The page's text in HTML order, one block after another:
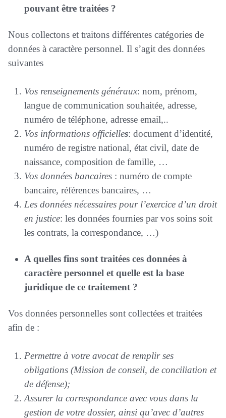
pouvant être traitées ?
Nous collectons et traitons différentes catégories de
données à caractère personnel. Il s’agit des données
suivantes
Vos renseignements généraux: nom, prénom,
langue de communication souhaitée, adresse,
numéro de téléphone, adresse email,..
Vos informations officielles: document d’identité,
numéro de registre national, état civil, date de
naissance, composition de famille, …
Vos données bancaires : numéro de compte
bancaire, références bancaires, …
Les données nécessaires pour l’exercice d’un droit
en justice: les données fournies par vos soins soit
les contrats, la correspondance, …)
A quelles fins sont traitées ces données à
caractère personnel et quelle est la base
juridique de ce traitement ?
Vos données personnelles sont collectées et traitées
afin de :
Permettre à votre avocat de remplir ses
obligations (Mission de conseil, de conciliation et
de défense);
Assurer la correspondance avec vous dans la
gestion de votre dossier, ainsi qu’avec d’autres